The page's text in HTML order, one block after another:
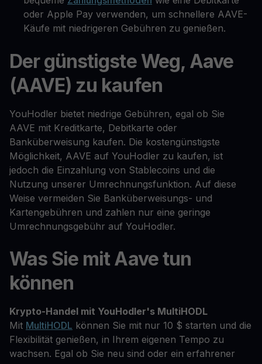
oder Apple Pay verwenden, um schnellere AAVE-
Käufe mit niedrigeren Gebühren zu genießen.
Der günstigste Weg, Aave
(AAVE) zu kaufen
YouHodler bietet niedrige Gebühren, egal ob Sie
AAVE mit Kreditkarte, Debitkarte oder
Banküberweisung kaufen. Die kostengünstigste
Möglichkeit, AAVE auf YouHodler zu kaufen, ist
jedoch die Einzahlung von Stablecoins und die
Nutzung unserer Umrechnungsfunktion. Auf diese
Weise vermeiden Sie Banküberweisungs- und
Kartengebühren und zahlen nur eine geringe
Umrechnungsgebühr auf YouHodler.
Was Sie mit Aave tun
können
Krypto-Handel mit YouHodler's MultiHODL
Mit MultiHODL können Sie mit nur 10 $ starten und die
Flexibilität genießen, in Ihrem eigenen Tempo zu
wachsen. Egal ob Sie neu sind oder ein erfahrener